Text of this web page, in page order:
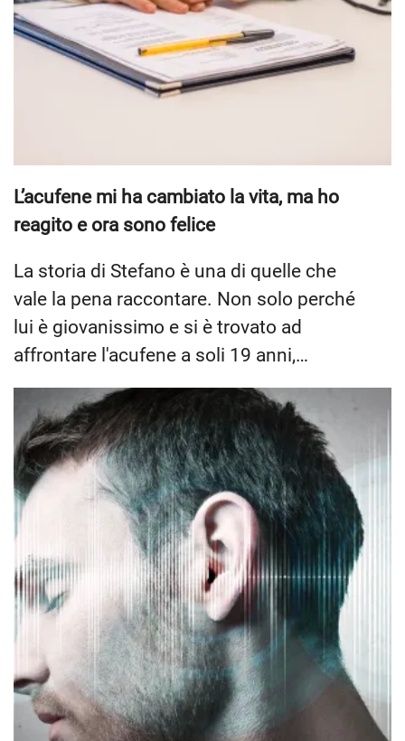
L’acufene mi ha cambiato la vita, ma ho
reagito e ora sono felice
La storia di Stefano è una di quelle che
vale la pena raccontare. Non solo perché
lui è giovanissimo e si è trovato ad
affrontare l'acufene a soli 19 anni,…